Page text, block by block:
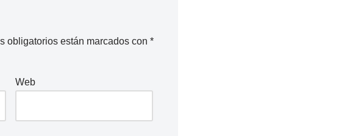
obligatorios están marcados con *
Web